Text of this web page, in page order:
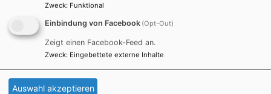
So, 6.9. 15:30-16:45 Uhr
Schloss- und Kirchenführung auf dem Schwanberg
Sr. Dorothea Krauß CCR
Rödelsee Treffpunkt am Brunnen vor der St. Michaelskirche
Alle Veranstaltungen
Zweck: Funktional
Einbindung von Facebook (Opt-Out)
Zeigt einen Facebook-Feed an.
Zweck: Eingebettete externe Inhalte
Auswahl akzeptieren